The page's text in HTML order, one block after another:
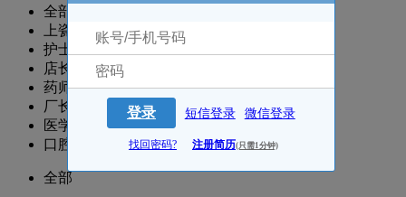
全部
上瓷部
护士/护理
店长
药师/执业药师
厂长/主任/经理
医学运营/项目
口腔医学老师/医学教研
全部
登录 短信登录 微信登录
找回密码? 注册简历(只需1分钟)